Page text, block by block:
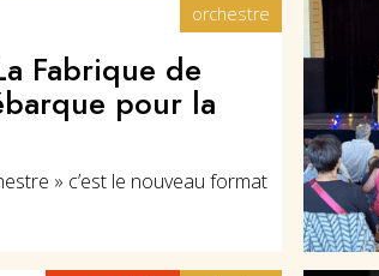
orchestre
Fabrique de
pour la
» c’est le nouveau format